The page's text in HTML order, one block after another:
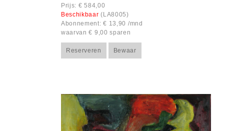
Prijs: € 584,00
Beschikbaar(LA8005)
Abonnement: € 13,90 /mnd
waarvan € 9,00 sparen
Reserveren Bewaar